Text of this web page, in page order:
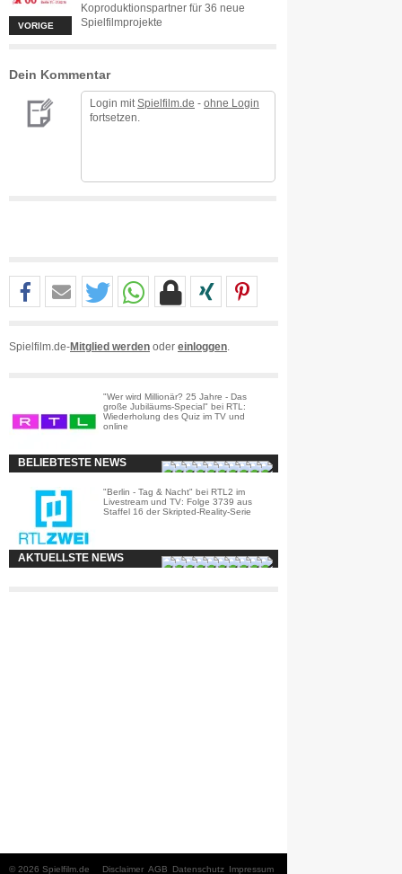
VORIGE
Koproduktionspartner für 36 neue
Spielfilmprojekte
Dein Kommentar
Login mit Spielfilm.de - ohne Login
fortsetzen.
Spielfilm.de-Mitglied werden oder einloggen
"Wer wird Millionär? 25 Jahre - Das
große Jubiläums-Special" bei RTL:
Wiederholung des Quiz im TV und
online
BELIEBTESTE NEWS
"Berlin - Tag & Nacht" bei RTL2 im
Livestream und TV: Folge 3739 aus
Staffel 16 der Skripted-Reality-Serie
AKTUELLSTE NEWS
© 2026 Spielfilm.de Impressum
Datenschutz
AGB
Disclaimer